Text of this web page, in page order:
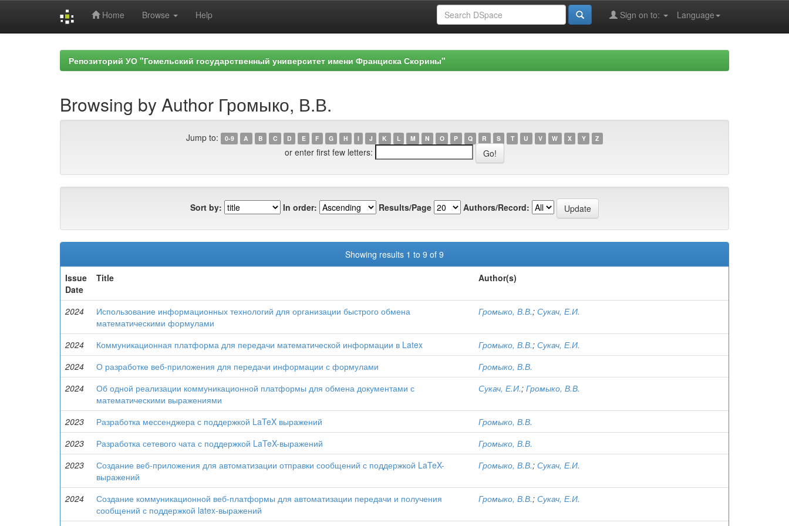
Home Browse Help Language
Sign on to:
Репозиторий УО "Гомельский государственный университет имени Франциска Скорины"
Browsing by Author Громыко, В.В.
Jump to: 0-9 A B C D E F G H I J K L M N O P Q R S T U V W X Y Z
or enter first few letters:
Sort by: In order: Results/Page Authors/Record:
Showing results 1 to 9 of 9
Issue
Date
Title Author(s)
2024
Использование информационных технологий для организации быстрого обмена
математическими формулами
Громыко, В.В.; Сукач, Е.И.
2024 Коммуникационная платформа для передачи математической информации в Latex Громыко, В.В.; Сукач, Е.И.
2024
О разработке веб-приложения для передачи информации с формулами
Громыко, В.В.
2024
Об одной реализации коммуникационной платформы для обмена документами с
математическими выражениями
Сукач, Е.И.; Громыко, В.В.
2023 Разработка мессенджера с поддержкой LaTeX выражений
Громыко, В.В.
2023
Разработка сетевого чата с поддержкой LaTeX-выражений
Громыко, В.В.
2023
Создание веб-приложения для автоматизации отправки сообщений с поддержкой LaTeX-
выражений
Громыко, В.В.; Сукач, Е.И.
2024
Создание коммуникационной веб-платформы для автоматизации передачи и получения
сообщений с поддержкой latex-выражений
Громыко, В.В.; Сукач, Е.И.